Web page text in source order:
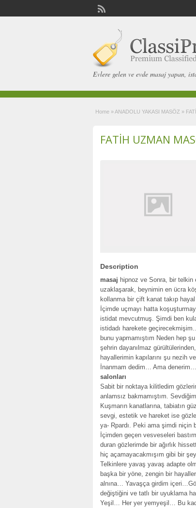
Evlere gelen ve evde masaj yapan,
Home »ANADOLU YAKASI MASÖZ »
FATİH UZMAN
Description
masaj hipnoz ve Sonra, bir telkin
uzaklaşarak, beynimin en ücra
kollanma bir çift kanat takıp
İçimde uçmayı hatta
istidat mevcutmuş. Şimdi ben
istidadı harekete
bunu yapmamıştım Neden hep
şehrin dayanılmaz
hayallerimin kapılarını şu nezih
İnanmam dedim… Ama
salonları
Sabit bir noktaya kilitledim
anlamsız bakmamıştım.
Kuşmarın kanatlarına, tabiatın
sevgi, estetik ve hareket ise
ya- Rpardı. Peki ama şimdi niçin
İçimden geçen vesveseleri
duran gözlerimde bir ağırlık
hiç açamayacakmışım gibi bir
Telkinlere yavaş yavaş adapte
başka bir yöne, zengin bir
alnına… Yavaşça girdim
değiştiğini ve tatlı bir uyuklama
Yeşil… Her yer yemyeşil… Bu